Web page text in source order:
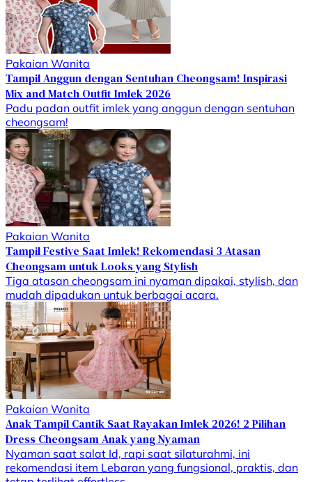
Pakaian Wanita
Tampil Anggun dengan Sentuhan Cheongsam! Inspirasi
Mix and Match Outfit Imlek 2026
Padu padan outfit imlek yang anggun dengan sentuhan
cheongsam!
Pakaian Wanita
Tampil Festive Saat Imlek! Rekomendasi 3 Atasan
Cheongsam untuk Looks yang Stylish
Tiga atasan cheongsam ini nyaman dipakai, stylish, dan
mudah dipadukan untuk berbagai acara.
Pakaian Wanita
Anak Tampil Cantik Saat Rayakan Imlek 2026! 2 Pilihan
Dress Cheongsam Anak yang Nyaman
Nyaman saat salat Id, rapi saat silaturahmi, ini
rekomendasi item Lebaran yang fungsional, praktis, dan